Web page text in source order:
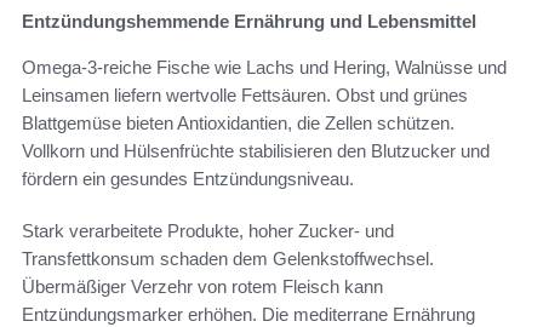
Entzündungshemmende Ernährung und Lebensmittel
Omega-3-reiche Fische wie Lachs und Hering, Walnüsse und
Leinsamen liefern wertvolle Fettsäuren. Obst und grünes
Blattgemüse bieten Antioxidantien, die Zellen schützen.
Vollkorn und Hülsenfrüchte stabilisieren den Blutzucker und
fördern ein gesundes Entzündungsniveau.
Stark verarbeitete Produkte, hoher Zucker- und
Transfettkonsum schaden dem Gelenkstoffwechsel.
Übermäßiger Verzehr von rotem Fleisch kann
Entzündungsmarker erhöhen. Die mediterrane Ernährung